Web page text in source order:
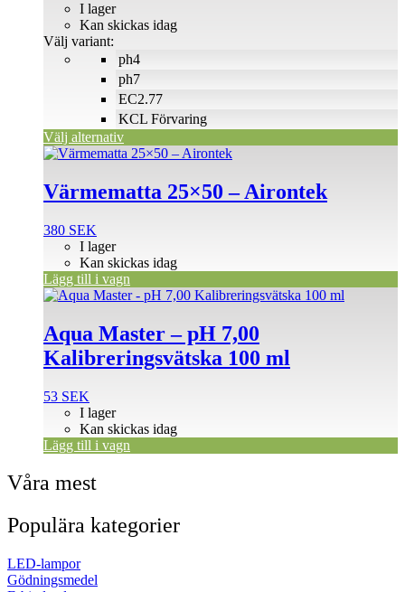
till
ph4
ph7
EC2.77
KCL Förvaring
I lager
Kan skickas idag
Välj variant:
Välj alternativ
olika
alternativen
Värmematta 25×50 – Airontek
380 SEK
I lager
Kan skickas idag
Lägg till i vagn
Aqua Master – pH 7,00
Kalibreringsvätska 100 ml
53 SEK
I lager
Kan skickas idag
Lägg till i vagn
Våra mest
Populära kategorier
LED-lampor
Gödningsmedel